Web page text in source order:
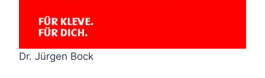
Dr. Jürgen Bock